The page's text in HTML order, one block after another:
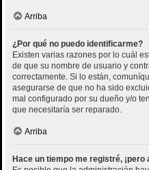
Arriba
¿Por qué no puedo identificarme?
Existen varias razones por lo cuál
de que su nombre de usuario y
correctamente. Si lo están,
asegurarse de que no ha sido
mal configurado por su dueño y/o
que necesitaría ser reparado.
Arriba
Hace un tiempo me registré,